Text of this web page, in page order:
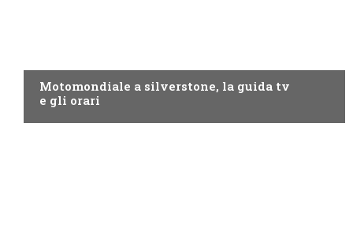
Motomondiale a silverstone, la guida tv
e gli orari